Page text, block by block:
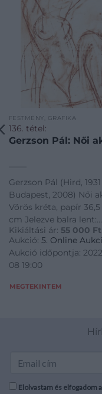
FESTMÉNY, GRAFIKA
136. tétel:
Gerzson Pál: Női
Gerzson Pál (Hird, 1931
Budapest, 2008) Női
Vörös kréta, papír 36,5
cm Jelezve balra lent:
Gerzson
Kikiáltási ár: 55 000 Ft
Aukció: 5. Online
Aukció időpontja:
08 19:00
MEGTEKINTEM
Elolvastam és elfogadom